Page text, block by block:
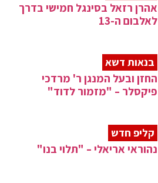
אהרן רזאל בסינגל חמישי בדרך
לאלבום ה-13
בנאות דשא
החזן ובעל המנגן ר' מרדכי
פיקסלר – "מזמור לדוד"
קליפ חדש
נהוראי אריאלי – "תלוי בנו"